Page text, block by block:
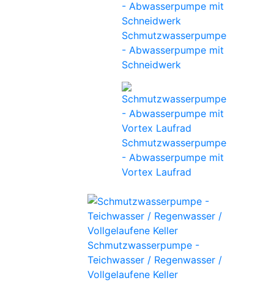
Schmutzwasserpumpe
- Abwasserpumpe mit
Schneidwerk
Schmutzwasserpumpe
- Abwasserpumpe mit
Vortex Laufrad
Schmutzwasserpumpe -
Teichwasser / Regenwasser /
Vollgelaufene Keller